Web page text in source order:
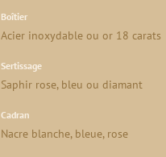
Boîtier
Acier inoxydable ou or 18 carats
Sertissage
Saphir rose, bleu ou diamant
Cadran
Nacre blanche, bleue, rose